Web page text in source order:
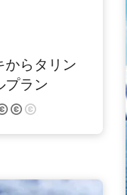
からタリン
プラン